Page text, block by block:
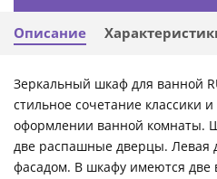
Описание
Зеркальный шкаф для ванной
стильное сочетание классики
оформлении ванной комнаты.
две распашные дверцы. Левая
фасадом. В шкафу имеются